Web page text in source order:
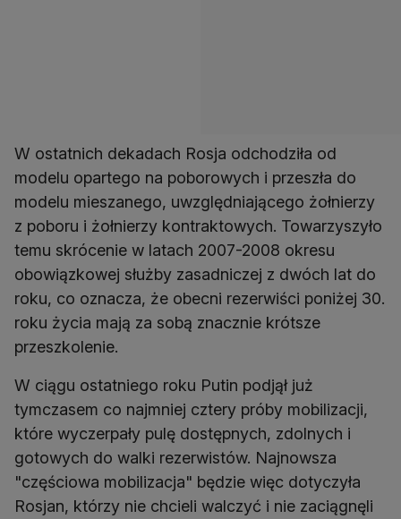
W ostatnich dekadach Rosja odchodziła od
modelu opartego na poborowych i przeszła do
modelu mieszanego, uwzględniającego żołnierzy
z poboru i żołnierzy kontraktowych. Towarzyszyło
temu skrócenie w latach 2007-2008 okresu
obowiązkowej służby zasadniczej z dwóch lat do
roku, co oznacza, że obecni rezerwiści poniżej 30.
roku życia mają za sobą znacznie krótsze
przeszkolenie.
W ciągu ostatniego roku Putin podjął już
tymczasem co najmniej cztery próby mobilizacji,
które wyczerpały pulę dostępnych, zdolnych i
gotowych do walki rezerwistów. Najnowsza
"częściowa mobilizacja" będzie więc dotyczyła
Rosjan, którzy nie chcieli walczyć i nie zaciągnęli